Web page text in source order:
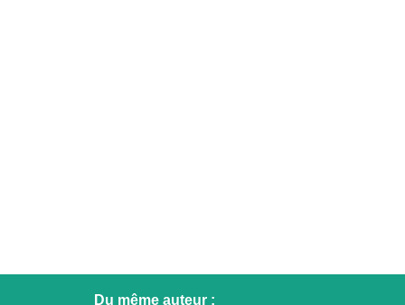
Du même auteur :